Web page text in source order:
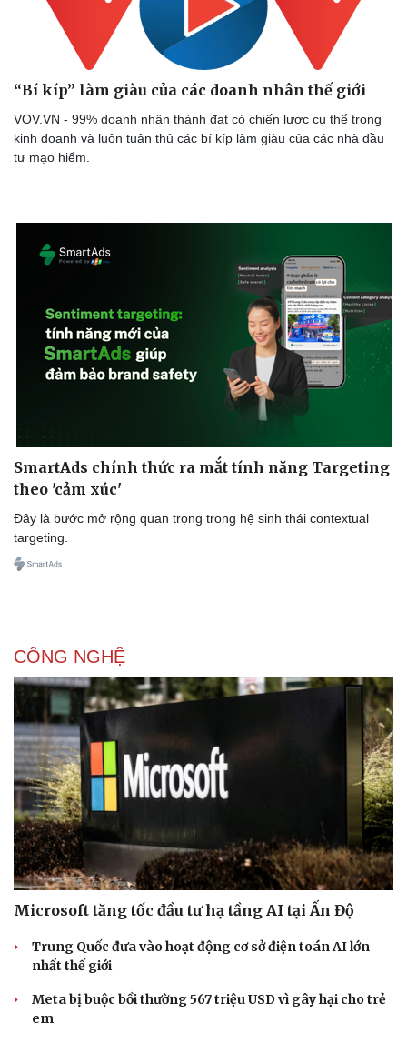
Doanh nghiệp
Thông tin doanh nghiệp
Doanh nhân
Vì cộng đồng
Công nghệ
Sành điệu
Trải nghiệm
Chuyển đổi số
“Bí kíp” làm giàu của các doanh nhân thế giới
VOV.VN - 99% doanh nhân thành đạt có chiến lược cụ thể trong
kinh doanh và luôn tuân thủ các bí kíp làm giàu của các nhà đầu
tư mạo hiểm.
SmartAds chính thức ra mắt tính năng Targeting
theo 'cảm xúc'
Đây là bước mở rộng quan trọng trong hệ sinh thái contextual
targeting.
CÔNG NGHỆ
Microsoft tăng tốc đầu tư hạ tầng AI tại Ấn Độ
Trung Quốc đưa vào hoạt động cơ sở điện toán AI lớn
nhất thế giới
Meta bị buộc bồi thường 567 triệu USD vì gây hại cho trẻ
em